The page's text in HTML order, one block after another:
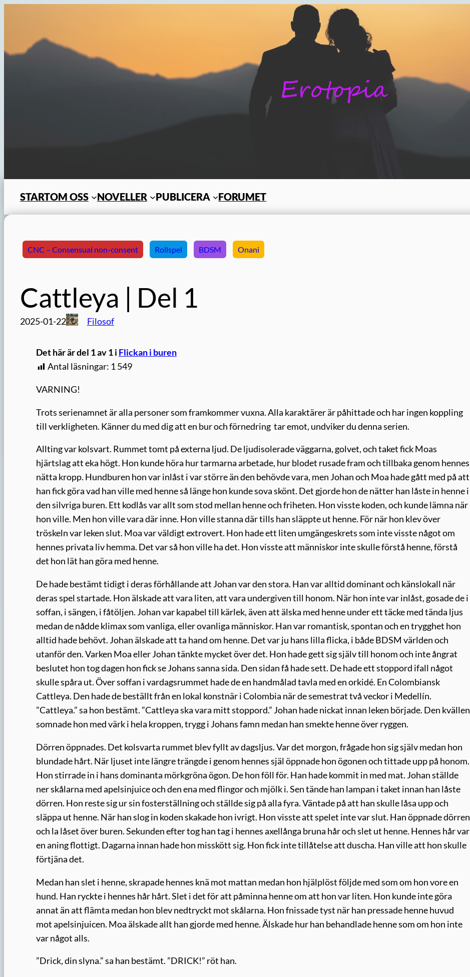
STARTOM OSS NOVELLER PUBLICERA FORUMET
CNC – Consensual non-consent Rollspel BDSM Onani
Cattleya | Del 1
2025-01-22 Filosof
Det här är del 1 av 1 i Flickan i buren
Antal läsningar: 1 549
VARNING!
Trots serienamnet är alla personer som framkommer vuxna. Alla karaktärer är påhittade och har ingen koppling
till verkligheten. Känner du med dig att en bur och förnedring tar emot, undviker du denna serien.
Allting var kolsvart. Rummet tomt på externa ljud. De ljudisolerade väggarna, golvet, och taket fick Moas
hjärtslag att eka högt. Hon kunde höra hur tarmarna arbetade, hur blodet rusade fram och tillbaka genom hennes
nätta kropp. Hundburen hon var inlåst i var större än den behövde vara, men Johan och Moa hade gått med på att
han fick göra vad han ville med henne så länge hon kunde sova skönt. Det gjorde hon de nätter han låste in henne i
den silvriga buren. Ett kodlås var allt som stod mellan henne och friheten. Hon visste koden, och kunde lämna när
hon ville. Men hon ville vara där inne. Hon ville stanna där tills han släppte ut henne. För när hon klev över
tröskeln var leken slut. Moa var väldigt extrovert. Hon hade ett liten umgängeskrets som inte visste något om
hennes privata liv hemma. Det var så hon ville ha det. Hon visste att människor inte skulle förstå henne, förstå
det hon lät han göra med henne.
De hade bestämt tidigt i deras förhållande att Johan var den stora. Han var alltid dominant och känslokall när
deras spel startade. Hon älskade att vara liten, att vara undergiven till honom. När hon inte var inlåst, gosade de i
soffan, i sängen, i fåtöljen. Johan var kapabel till kärlek, även att älska med henne under ett täcke med tända ljus
medan de nådde klimax som vanliga, eller ovanliga människor. Han var romantisk, spontan och en trygghet hon
alltid hade behövt. Johan älskade att ta hand om henne. Det var ju hans lilla flicka, i både BDSM världen och
utanför den. Varken Moa eller Johan tänkte mycket över det. Hon hade gett sig själv till honom och inte ångrat
beslutet hon tog dagen hon fick se Johans sanna sida. Den sidan få hade sett. De hade ett stoppord ifall något
skulle spåra ut. Över soffan i vardagsrummet hade de en handmålad tavla med en orkidé. En Colombiansk
Cattleya. Den hade de beställt från en lokal konstnär i Colombia när de semestrat två veckor i Medellín.
”Cattleya.” sa hon bestämt. ”Cattleya ska vara mitt stoppord.” Johan hade nickat innan leken började. Den kvällen
somnade hon med värk i hela kroppen, trygg i Johans famn medan han smekte henne över ryggen.
Dörren öppnades. Det kolsvarta rummet blev fyllt av dagsljus. Var det morgon, frågade hon sig själv medan hon
blundade hårt. När ljuset inte längre trängde i genom hennes själ öppnade hon ögonen och tittade upp på honom.
Hon stirrade in i hans dominanta mörkgröna ögon. De hon föll för. Han hade kommit in med mat. Johan ställde
ner skålarna med apelsinjuice och den ena med flingor och mjölk i. Sen tände han lampan i taket innan han låste
dörren. Hon reste sig ur sin fosterställning och ställde sig på alla fyra. Väntade på att han skulle låsa upp och
släppa ut henne. När han slog in koden skakade hon ivrigt. Hon visste att spelet inte var slut. Han öppnade dörren
och la låset över buren. Sekunden efter tog han tag i hennes axellånga bruna hår och slet ut henne. Hennes hår var
en aning flottigt. Dagarna innan hade hon misskött sig. Hon fick inte tillåtelse att duscha. Han ville att hon skulle
förtjäna det.
Medan han slet i henne, skrapade hennes knä mot mattan medan hon hjälplöst följde med som om hon vore en
hund. Han ryckte i hennes hår hårt. Slet i det för att påminna henne om att hon var liten. Hon kunde inte göra
annat än att flämta medan hon blev nedtryckt mot skålarna. Hon fnissade tyst när han pressade henne huvud
mot apelsinjuicen. Moa älskade allt han gjorde med henne. Älskade hur han behandlade henne som om hon inte
var något alls.
”Drick, din slyna.” sa han bestämt. ”DRICK!” röt han.